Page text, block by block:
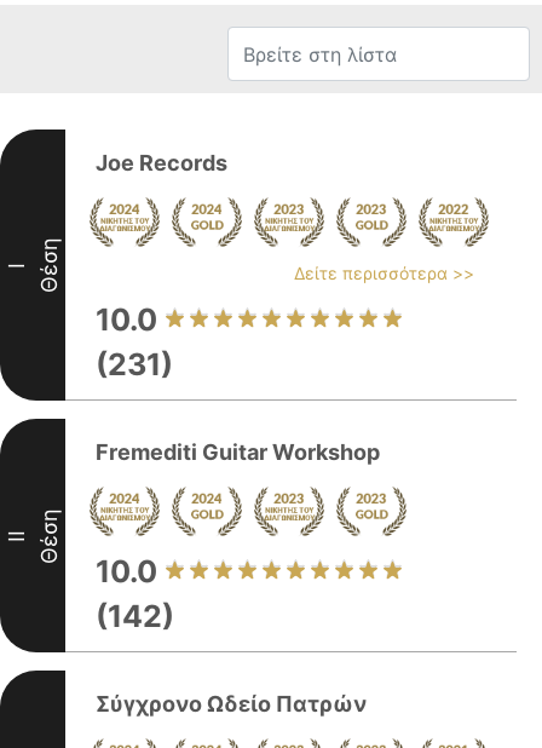
I Θέση
Joe Records
Δείτε περισσότερα >>
10.0
(231)
II Θέση
Fremediti Guitar Workshop
10.0
(142)
Σύγχρονο Ωδείο Πατρών